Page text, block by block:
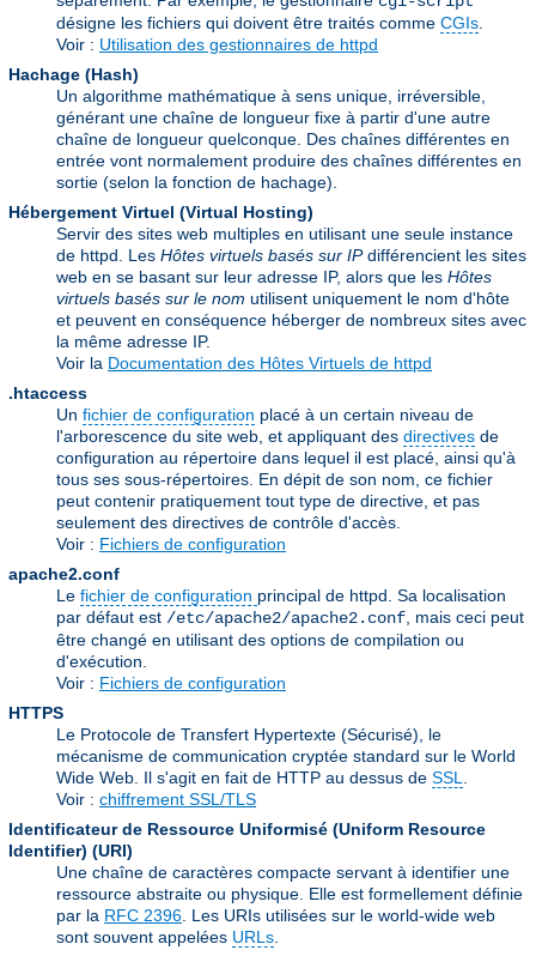
désigne les fichiers qui doivent être traités comme CGIs
Voir : Utilisation des gestionnaires de httpd
Hachage (Hash)
Un algorithme mathématique à sens unique, irréversible,
générant une chaîne de longueur fixe à partir d'une autre
chaîne de longueur quelconque. Des chaînes différentes en
entrée vont normalement produire des chaînes différentes en
sortie (selon la fonction de hachage).
Hébergement Virtuel (Virtual Hosting)
Servir des sites web multiples en utilisant une seule instance
de httpd. Les Hôtes virtuels basés sur IPdifférencient les sites
web en se basant sur leur adresse IP, alors que les Hôtes
virtuels basés sur le nom utilisent uniquement le nom d'hôte
et peuvent en conséquence héberger de nombreux sites avec
la même adresse IP.
Voir la Documentation des Hôtes Virtuels de httpd
.htaccess
Un fichier de configuration placé à un certain niveau de
l'arborescence du site web, et appliquant des directives de
configuration au répertoire dans lequel il est placé, ainsi qu'à
tous ses sous-répertoires. En dépit de son nom, ce fichier
peut contenir pratiquement tout type de directive, et pas
seulement des directives de contrôle d'accès.
Voir : Fichiers de configuration
apache2.conf
Le fichier de configuration principal de httpd. Sa localisation
par défaut est /etc/apache2/apache2.conf , mais ceci peut
être changé en utilisant des options de compilation ou
d'exécution.
Voir : Fichiers de configuration
HTTPS
Le Protocole de Transfert Hypertexte (Sécurisé), le
mécanisme de communication cryptée standard sur le World
Wide Web. Il s'agit en fait de HTTP au dessus de SSL
Voir : chiffrement SSL/TLS
Identificateur de Ressource Uniformisé (Uniform Resource
Identifier) (URI)
Une chaîne de caractères compacte servant à identifier une
ressource abstraite ou physique. Elle est formellement définie
par la RFC 2396 . Les URIs utilisées sur le world-wide web
sont souvent appelées URLs